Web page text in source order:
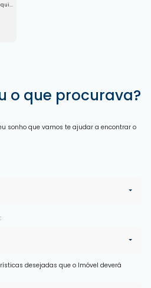
o que procurava?
sonho que vamos te ajudar a encontrar o
desejadas que o Imóvel deverá